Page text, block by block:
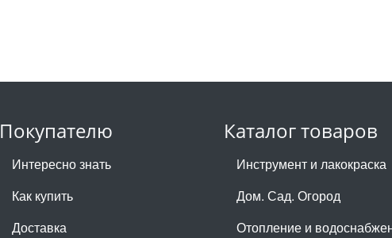
Покупателю
Интересно знать
Как купить
Доставка
Каталог товаров
Инструмент и лакокраска
Дом. Сад. Огород
Отопление и